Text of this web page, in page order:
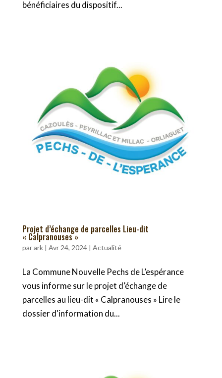
bénéficiaires du dispositif...
Projet d’échange de parcelles Lieu-dit
« Calpranouses »
parark| Avr 24, 2024| Actualité
La Commune Nouvelle Pechs de L’espérance
vous informe sur le projet d’échange de
parcelles au lieu-dit « Calpranouses » Lire le
dossier d'information du...